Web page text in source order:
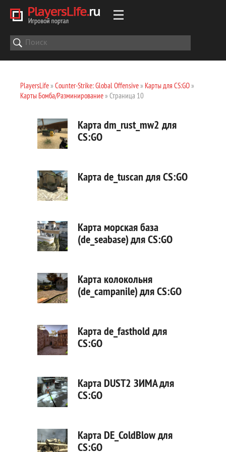
PlayersLife» Counter-Strike: Global Offensive» Карты для CS:GO»
Карты Бомба/Разминирование» Страница 10
Карта dm_rust_mw2 для
CS:GO
Карта de_tuscan для CS:GO
Карта морская база
(de_seabase) для CS:GO
Карта колокольня
(de_campanile) для CS:GO
Карта de_fasthold для
CS:GO
Карта DUST2 ЗИМА для
CS:GO
Карта DE_ColdBlow для
CS:GO